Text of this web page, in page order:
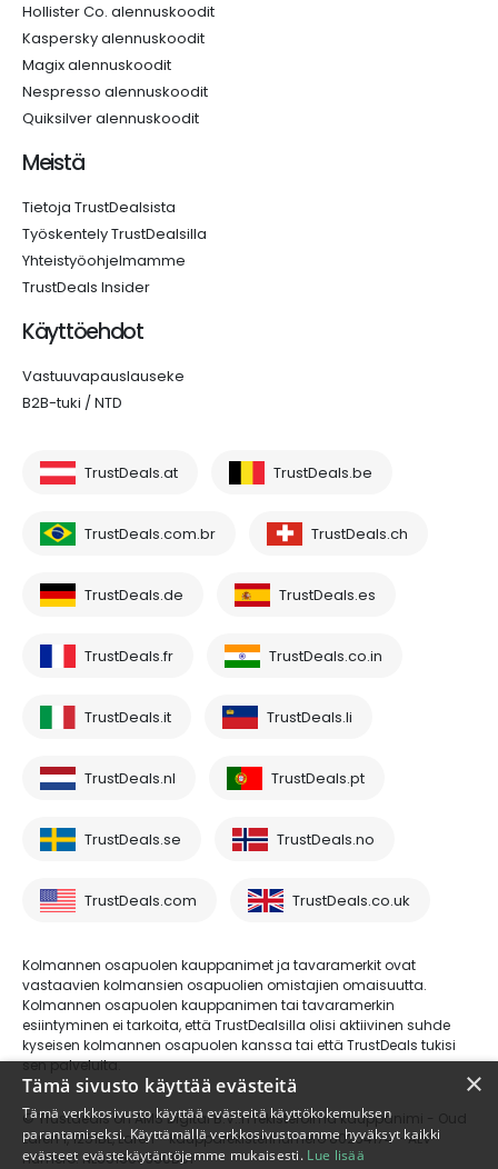
Hollister Co. alennuskoodit
Kaspersky alennuskoodit
Magix alennuskoodit
Nespresso alennuskoodit
Quiksilver alennuskoodit
Meistä
Tietoja TrustDealsista
Työskentely TrustDealsilla
Yhteistyöohjelmamme
TrustDeals Insider
Käyttöehdot
Vastuuvapauslauseke
B2B-tuki / NTD
TrustDeals.at TrustDeals.be
TrustDeals.com.br TrustDeals.ch
TrustDeals.de TrustDeals.es
TrustDeals.fr TrustDeals.co.in
TrustDeals.it TrustDeals.li
TrustDeals.nl TrustDeals.pt
TrustDeals.se TrustDeals.no
TrustDeals.com TrustDeals.co.uk
Kolmannen osapuolen kauppanimet ja tavaramerkit ovat
vastaavien kolmansien osapuolien omistajien omaisuutta.
Kolmannen osapuolen kauppanimen tai tavaramerkin
esiintyminen ei tarkoita, että TrustDealsilla olisi aktiivinen suhde
kyseisen kolmannen osapuolen kanssa tai että TrustDeals tukisi
sen palveluita.
© Trustdeals on AMS Digital B.V.:n rekisteröimä kauppanimi - Oud
Laren 1, 1251BL, Laren - kaupparekisterinumero 80264174 - ALV-
numero: NL861609360B01
×
Tämä sivusto käyttää evästeitä
Tämä verkkosivusto käyttää evästeitä käyttökokemuksen
parantamiseksi. Käyttämällä verkkosivustoamme hyväksyt kaikki
evästeet evästekäytäntöjemme mukaisesti. Lue lisää